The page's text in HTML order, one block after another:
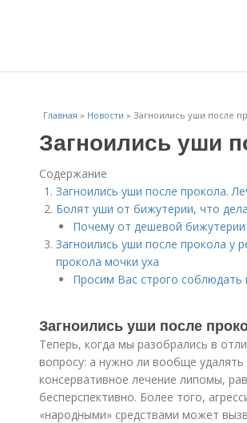
Главная » Новости » Загноились уши после
Загноились уши
Содержание
Загноились уши после прокола.
Болят уши от бижутерии, что
Почему от дешевой
Загноились уши после прокола у
прокола мочки уха
Просим Вас строго соблюдать
Загноились уши после
Теперь, когда мы разобрались в
вопросу: а нужно ли вообще
консервативное лечение липомы,
бесперспективно. Более того,
«народными» средствами может